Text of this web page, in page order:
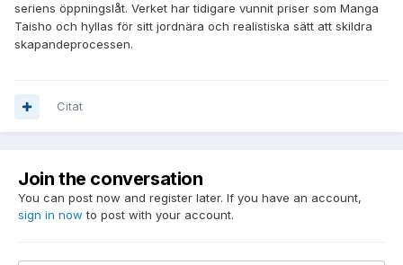
seriens öppningslåt. Verket har tidigare vunnit priser som Manga
Taisho och hyllas för sitt jordnära och realistiska sätt att skildra
skapandeprocessen.
Citat
Join the conversation
You can post now and register later. If you have an account,
sign in now to post with your account.